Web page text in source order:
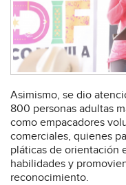
Asimismo, se dio
800 personas adultas
como empacadores
comerciales, quienes
pláticas de orientación
habilidades y
reconocimiento.